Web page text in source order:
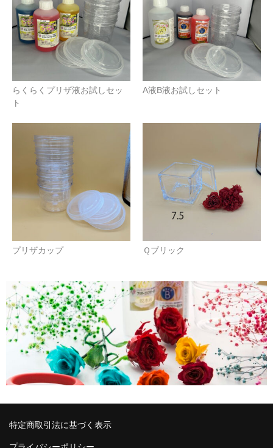
らくらくプリザ液お試しセッ
ト
A液B液お試しセット
プリザカップ Ｑブリック
特定商取引法に基づく表示